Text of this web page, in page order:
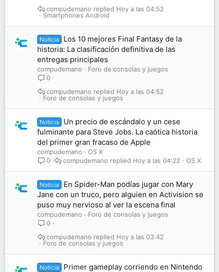
Smartphones Android
Hoy a las 04:52
compudemano
Noticia
Los 10 mejores Final Fantasy de la
historia: La clasificación definitiva de las
entregas principales
compudemano
Foro de consolas y juegos
0
Foro de consolas y juegos
Hoy a las 04:52
compudemano
Noticia
Un precio de escándalo y un cese
fulminante para Steve Jobs. La caótica historia
del primer gran fracaso de Apple
compudemano
OS X
0
OS X
Hoy a las 04:22
compudemano
Noticia
En Spider-Man podías jugar con Mary
Jane con un truco, pero alguien en Activision se
puso muy nervioso al ver la escena final
compudemano
Foro de consolas y juegos
0
Foro de consolas y juegos
Hoy a las 03:42
compudemano
Noticia
Primer gameplay corriendo en Nintendo